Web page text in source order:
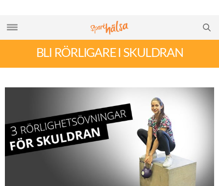
BLI RÖRLIGARE I SKULDRAN